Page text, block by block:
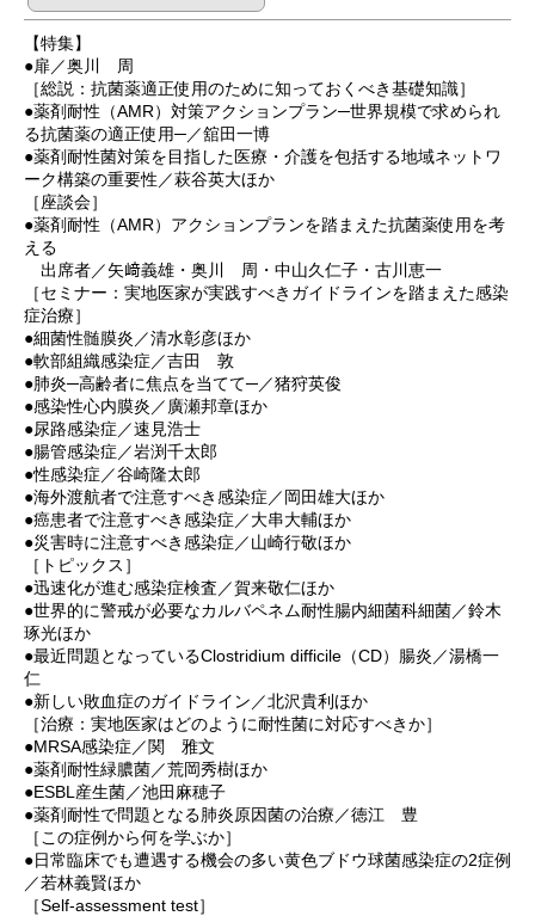
【特集】
●扉／奥川 周
［総説：抗菌薬適正使用のために知っておくべき基礎知識］
●薬剤耐性（AMR）対策アクションプラン─世界規模で求められ
る抗菌薬の適正使用─／舘田一博
●薬剤耐性菌対策を目指した医療・介護を包括する地域ネットワ
ーク構築の重要性／萩谷英大ほか
［座談会］
●薬剤耐性（AMR）アクションプランを踏まえた抗菌薬使用を考
える
出席者／矢﨑義雄・奥川 周・中山久仁子・古川恵一
［セミナー：実地医家が実践すべきガイドラインを踏まえた感染
症治療］
●細菌性髄膜炎／清水彰彦ほか
●軟部組織感染症／吉田 敦
●肺炎─高齢者に焦点を当てて─／猪狩英俊
●感染性心内膜炎／廣瀬邦章ほか
●尿路感染症／速見浩士
●腸管感染症／岩渕千太郎
●性感染症／谷崎隆太郎
●海外渡航者で注意すべき感染症／岡田雄大ほか
●癌患者で注意すべき感染症／大串大輔ほか
●災害時に注意すべき感染症／山崎行敬ほか
［トピックス］
●迅速化が進む感染症検査／賀来敬仁ほか
●世界的に警戒が必要なカルバペネム耐性腸内細菌科細菌／鈴木
琢光ほか
●最近問題となっているClostridium difficile（CD）腸炎／湯橋一
仁
●新しい敗血症のガイドライン／北沢貴利ほか
［治療：実地医家はどのように耐性菌に対応すべきか］
●MRSA感染症／関 雅文
●薬剤耐性緑膿菌／荒岡秀樹ほか
●ESBL産生菌／池田麻穂子
●薬剤耐性で問題となる肺炎原因菌の治療／徳江 豊
［この症例から何を学ぶか］
●日常臨床でも遭遇する機会の多い黄色ブドウ球菌感染症の2症例
／若林義賢ほか
［Self-assessment test］